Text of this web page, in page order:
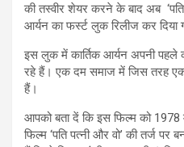
की तस्वीर शेयर करने के बाद अब
आर्यन का फर्स्ट लुक रिलीज कर दिया
इस लुक में कार्तिक आर्यन अपनी
रहे हैं। एक दम समाज में जिस तरह एक
हैं।
आपको बता दें कि इस फिल्म को
फिल्म ‘पति पत्नी और वो’ की तर्ज